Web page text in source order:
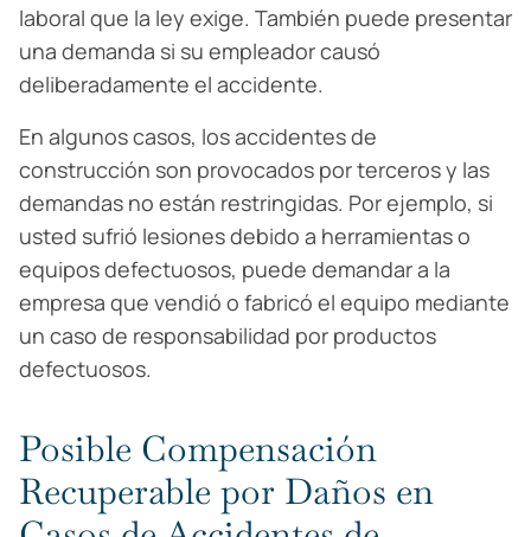
laboral que la ley exige. También puede presentar
una demanda si su empleador causó
deliberadamente el accidente.
En algunos casos, los accidentes de
construcción son provocados por terceros y las
demandas no están restringidas. Por ejemplo, si
usted sufrió lesiones debido a herramientas o
equipos defectuosos, puede demandar a la
empresa que vendió o fabricó el equipo mediante
un caso de responsabilidad por productos
defectuosos.
Posible Compensación
Recuperable por Daños en